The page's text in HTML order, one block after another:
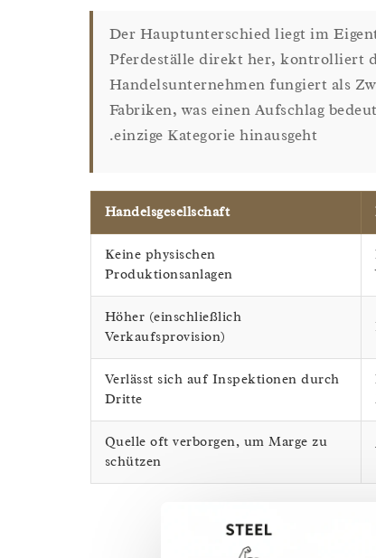
Der Hauptunterschied liegt im
Pferdeställe direkt her, kontrolliert
Handelsunternehmen fungiert als
Fabriken, was einen Aufschlag
einzige Kategorie hinausgeht.
Handelsgesellschaft
Keine physischen
Produktionsanlagen
Höher (einschließlich
Verkaufsprovision)
Verlässt sich auf Inspektionen durch
Dritte
Quelle oft verborgen, um Marge zu
schützen